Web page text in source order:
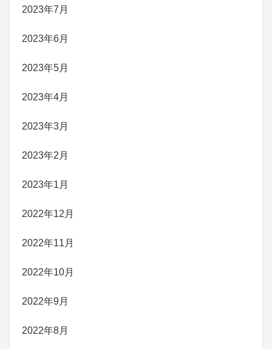
2023年7月
2023年6月
2023年5月
2023年4月
2023年3月
2023年2月
2023年1月
2022年12月
2022年11月
2022年10月
2022年9月
2022年8月